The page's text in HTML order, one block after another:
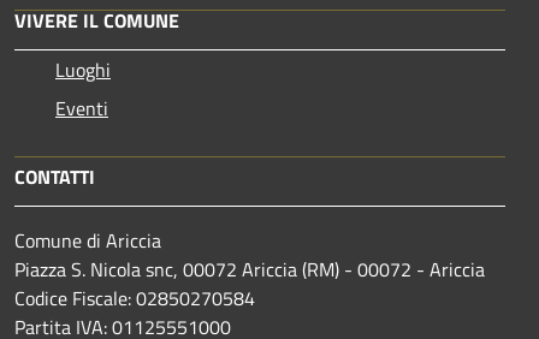
VIVERE IL COMUNE
Luoghi
Eventi
CONTATTI
Comune di Ariccia
Piazza S. Nicola snc, 00072 Ariccia (RM) - 00072 - Ariccia
Codice Fiscale: 02850270584
Partita IVA: 01125551000